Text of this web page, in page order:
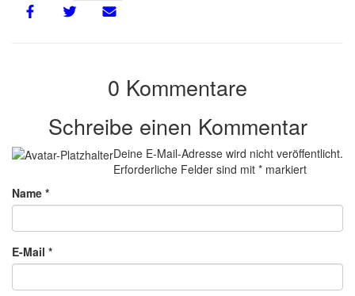
0 Kommentare
Schreibe einen Kommentar
Deine E-Mail-Adresse wird nicht veröffentlicht.
Erforderliche Felder sind mit * markiert
Name *
E-Mail *